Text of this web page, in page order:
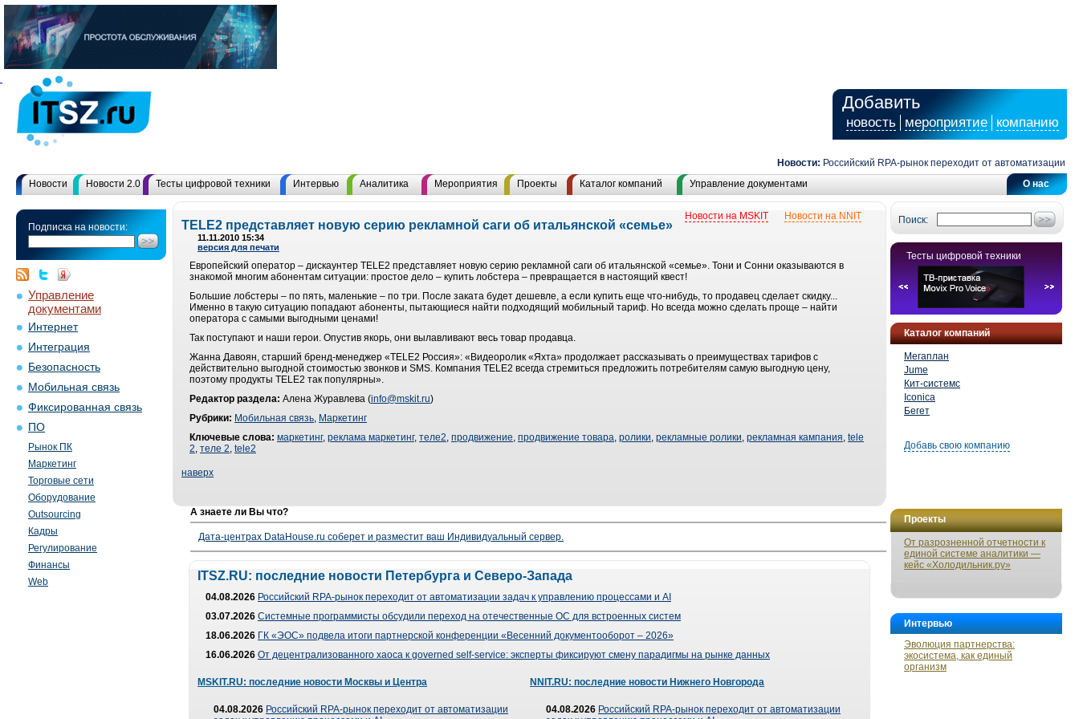
Добавить
новость мероприятие компанию
Новости: Российский RPA-рынок переходит от автоматизации
О нас
Новости Новости 2.0 Тесты цифровой техники Интервью Аналитика Мероприятия Проекты Каталог компаний Управление документами
Подписка на новости:
Управление
документами
Интернет
Интеграция
Безопасность
Мобильная связь
Фиксированная связь
ПО
Рынок ПК
Маркетинг
Торговые сети
Оборудование
Outsourcing
Кадры
Регулирование
Финансы
Web
Поиск:
Тесты цифровой техники
Каталог компаний
Мегаплан
Jume
Кит-системс
Iconica
Бегет
Добавь свою компанию
Проекты
От разрозненной отчетности к
единой системе аналитики —
кейс «Холодильник.ру»
Интервью
Эволюция партнерства:
экосистема, как единый
организм
Новости на NNIT
Новости на MSKIT
TELE2 представляет новую серию рекламной саги об итальянской «семье»
11.11.2010 15:34
версия для печати
Европейский оператор – дискаунтер TELE2 представляет новую серию рекламной саги об итальянской «семье». Тони и Сонни оказываются в
знакомой многим абонентам ситуации: простое дело – купить лобстера – превращается в настоящий квест!
Большие лобстеры – по пять, маленькие – по три. После заката будет дешевле, а если купить еще что-нибудь, то продавец сделает скидку...
Именно в такую ситуацию попадают абоненты, пытающиеся найти подходящий мобильный тариф. Но всегда можно сделать проще – найти
оператора с самыми выгодными ценами!
Так поступают и наши герои. Опустив якорь, они вылавливают весь товар продавца.
Жанна Давоян, старший бренд-менеджер «TELE2 Россия»: «Видеоролик «Яхта» продолжает рассказывать о преимуществах тарифов с
действительно выгодной стоимостью звонков и SMS. Компания TELE2 всегда стремиться предложить потребителям самую выгодную цену,
поэтому продукты TELE2 так популярны».
Редактор раздела: Алена Журавлева (info@mskit.ru)
Рубрики: Мобильная связь, Маркетинг
Ключевые слова: маркетинг, реклама маркетинг, теле2, продвижение, продвижение товара, ролики, рекламные ролики, рекламная кампания, tele
2, теле 2, tele2
наверх
А знаете ли Вы что?
Дата-центрах DataHouse.ru соберет и разместит ваш Индивидуальный сервер.
ITSZ.RU: последние новости Петербурга и Северо-Запада
04.08.2026 Российский RPA-рынок переходит от автоматизации задач к управлению процессами и AI
03.07.2026 Системные программисты обсудили переход на отечественные ОС для встроенных систем
18.06.2026 ГК «ЭОС» подвела итоги партнерской конференции «Весенний документооборот – 2026»
16.06.2026 От децентрализованного хаоса к governed self-service: эксперты фиксируют смену парадигмы на рынке данных
MSKIT.RU: последние новости Москвы и Центра
04.08.2026 Российский RPA-рынок переходит от автоматизации
NNIT.RU: последние новости Нижнего Новгорода
04.08.2026 Российский RPA-рынок переходит от автоматизации